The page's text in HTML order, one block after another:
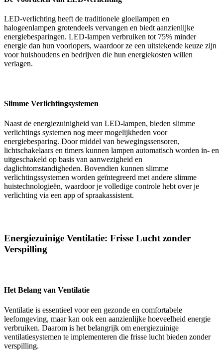
LED-verlichting heeft de traditionele gloeilampen en
halogeenlampen grotendeels vervangen en biedt aanzienlijke
energiebesparingen. LED-lampen verbruiken tot 75% minder
energie dan hun voorlopers, waardoor ze een uitstekende keuze zijn
voor huishoudens en bedrijven die hun energiekosten willen
verlagen.
Slimme Verlichtingsystemen
Naast de energiezuinigheid van LED-lampen, bieden slimme
verlichtings systemen nog meer mogelijkheden voor
energiebesparing. Door middel van bewegingssensoren,
lichtschakelaars en timers kunnen lampen automatisch worden in- en
uitgeschakeld op basis van aanwezigheid en
daglichtomstandigheden. Bovendien kunnen slimme
verlichtingssystemen worden geïntegreerd met andere slimme
huistechnologieën, waardoor je volledige controle hebt over je
verlichting via een app of spraakassistent.
Energiezuinige Ventilatie: Frisse Lucht zonder
Verspilling
Het Belang van Ventilatie
Ventilatie is essentieel voor een gezonde en comfortabele
leefomgeving, maar kan ook een aanzienlijke hoeveelheid energie
verbruiken. Daarom is het belangrijk om energiezuinige
ventilatiesystemen te implementeren die frisse lucht bieden zonder
verspilling.